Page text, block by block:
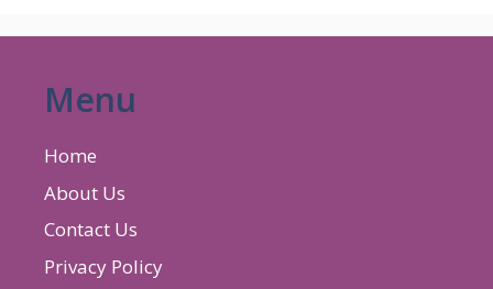
Menu
Home
About Us
Contact Us
Privacy Policy